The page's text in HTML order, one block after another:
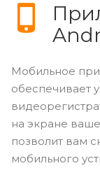
Мобильное
обеспечивает
на экране
позволит вам
мобильного